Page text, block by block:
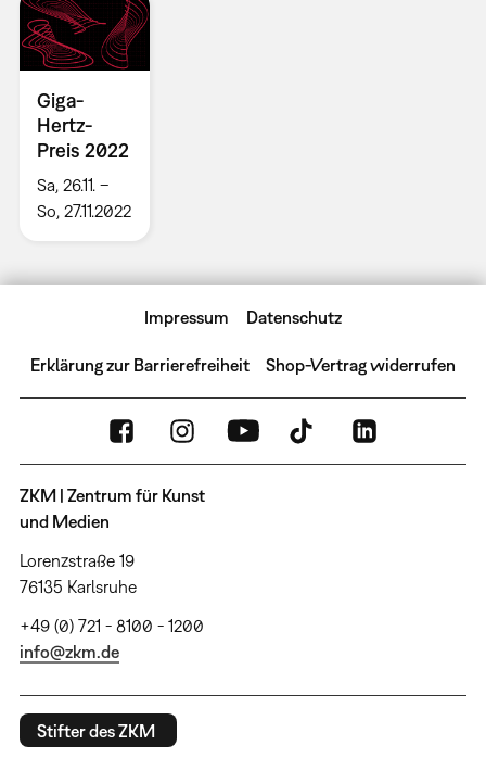
Giga-
Hertz-
Preis 2022
Sa, 26.11. –
So, 27.11.2022
Impressum Datenschutz
Erklärung zur Barrierefreiheit Shop-Vertrag widerrufen
ZKM | Zentrum für Kunst
und Medien
Lorenzstraße 19
76135 Karlsruhe
+49 (0) 721 - 8100 - 1200
info@zkm.de
Stifter des ZKM